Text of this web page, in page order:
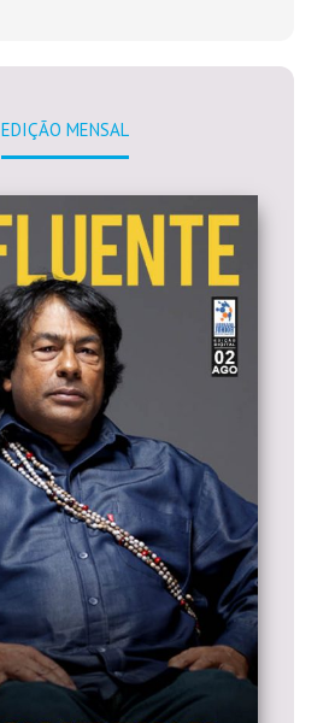
EDIÇÃO MENSAL